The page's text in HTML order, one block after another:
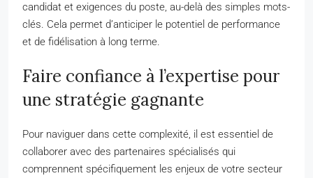
candidat et exigences du poste, au-delà des simples mots-
clés. Cela permet d’anticiper le potentiel de performance
et de fidélisation à long terme.
Faire confiance à l’expertise pour
une stratégie gagnante
Pour naviguer dans cette complexité, il est essentiel de
collaborer avec des partenaires spécialisés qui
comprennent spécifiquement les enjeux de votre secteur